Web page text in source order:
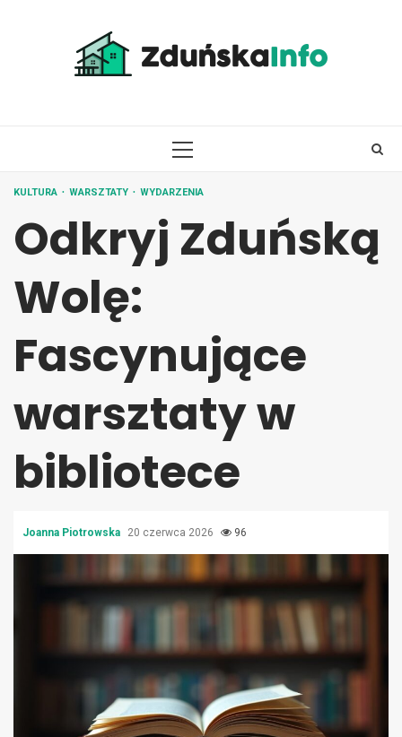
PRIMARY
KULTURA WARSZTATY WYDARZENIA
Odkryj Zduńską
Wolę:
Fascynujące
warsztaty w
bibliotece
Joanna Piotrowska 20 czerwca 2026 96